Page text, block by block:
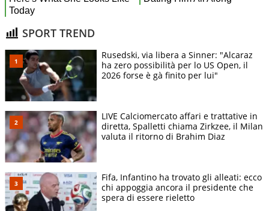
SPORT TREND
Rusedski, via libera a Sinner: "Alcaraz
ha zero possibilità per lo US Open, il
2026 forse è gà finito per lui"
LIVE Calciomercato affari e trattative in
diretta, Spalletti chiama Zirkzee, il Milan
valuta il ritorno di Brahim Diaz
Fifa, Infantino ha trovato gli alleati: ecco
chi appoggia ancora il presidente che
spera di essere rieletto